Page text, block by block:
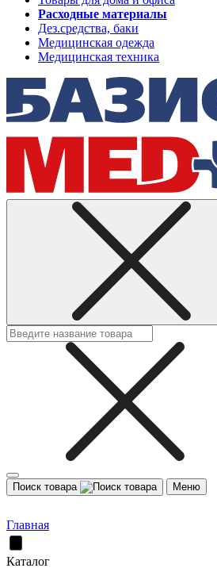
Расходные материалы
Дез.средства, баки
Медицинская одежда
Медицинская техника
Поиск товара Меню
Главная
Каталог